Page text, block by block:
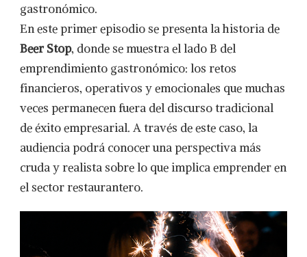
gastronómico.
En este primer episodio se presenta la historia de
Beer Stop, donde se muestra el lado B del
emprendimiento gastronómico: los retos
financieros, operativos y emocionales que muchas
veces permanecen fuera del discurso tradicional
de éxito empresarial. A través de este caso, la
audiencia podrá conocer una perspectiva más
cruda y realista sobre lo que implica emprender en
el sector restaurantero.